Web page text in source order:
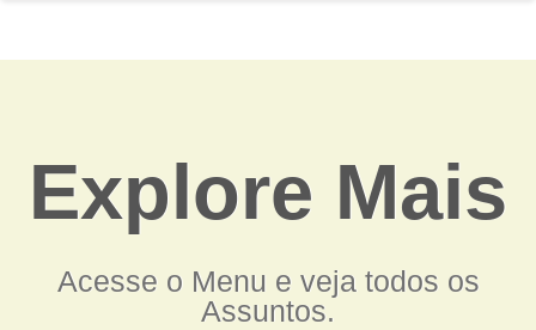
Explore Mais
Acesse o Menu e veja todos os
Assuntos.